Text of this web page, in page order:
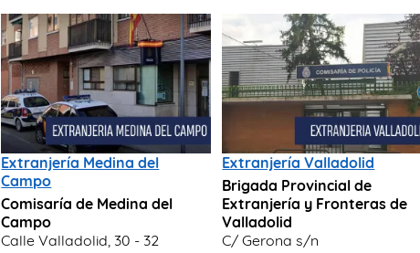
Extranjería Medina del
Campo
Comisaría de Medina del
Campo
Calle Valladolid, 30 - 32
Extranjería Valladolid
Brigada Provincial de
Extranjería y Fronteras de
Valladolid
C/ Gerona s/n